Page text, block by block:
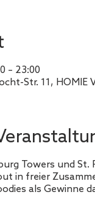
– 23:00
Str. 11, HOMIE
Towers und St.
in freier
als Gewinne